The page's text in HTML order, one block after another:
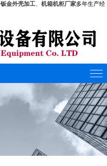
钣金外壳加工、 机箱机柜厂家多年生产经